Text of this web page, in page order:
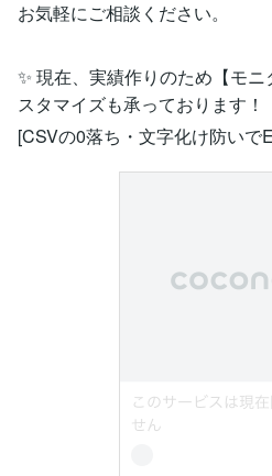
お気軽にご相談ください。
✨ 現在、実績作りのため【モ
スタマイズも承っております！
[CSVの0落ち・文字化け防いで